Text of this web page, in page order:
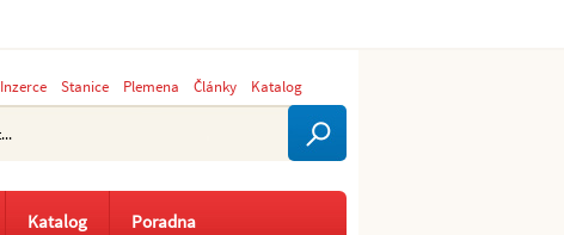
Inzerce Stanice Plemena Články Katalog
Katalog Poradna